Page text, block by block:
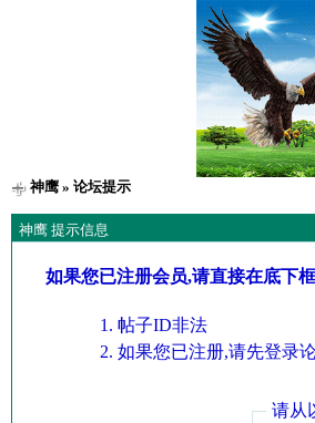
神鹰» 论坛提示
神鹰 提示信息
如果您已注册会员,请直接在底下
帖子ID非法
如果您已注册,请先登录
请从